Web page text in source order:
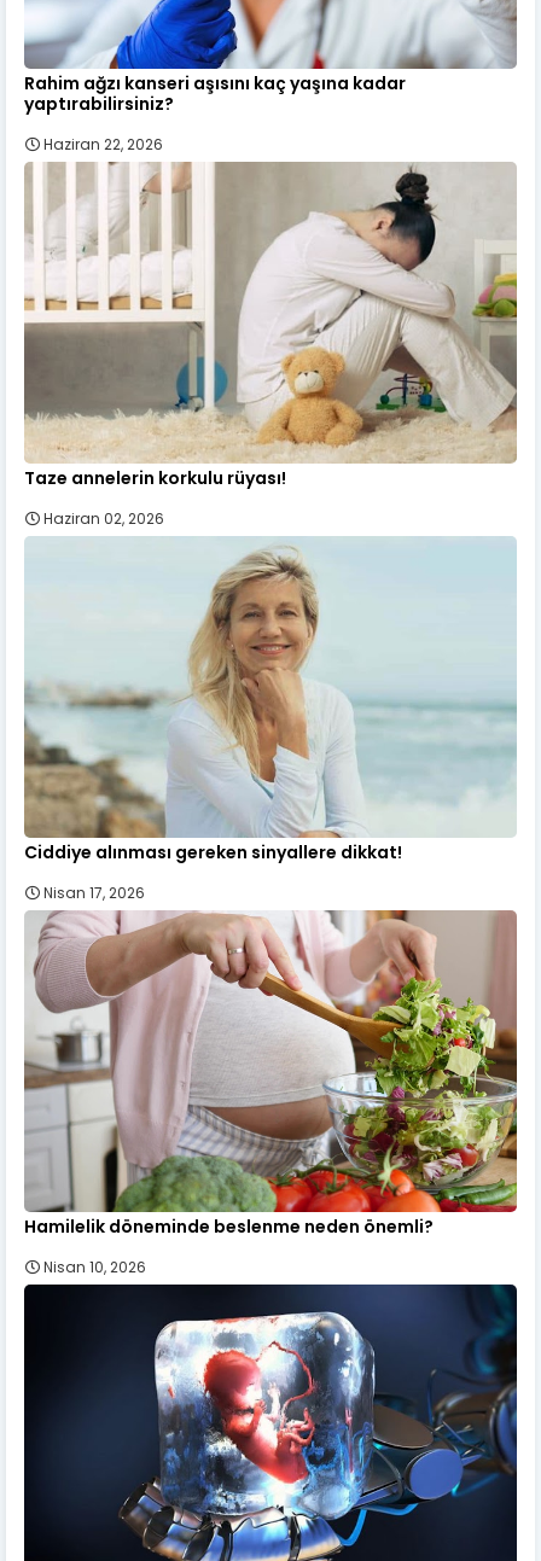
Rahim ağzı kanseri aşısını kaç yaşına kadar
yaptırabilirsiniz?
Haziran 22, 2026
Taze annelerin korkulu rüyası!
Haziran 02, 2026
Ciddiye alınması gereken sinyallere dikkat!
Nisan 17, 2026
Hamilelik döneminde beslenme neden önemli?
Nisan 10, 2026